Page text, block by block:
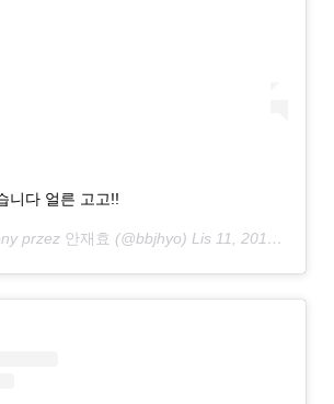
니다 얼른 고고!!
przez 안재효 (@bbjhyo) Lis 11, 2018 o 1:14 PST